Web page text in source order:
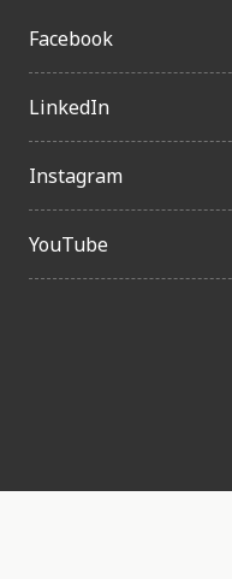
Facebook
LinkedIn
Instagram
YouTube